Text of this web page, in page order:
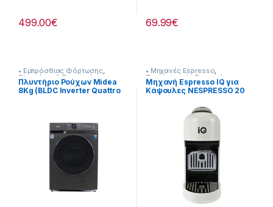
499.00€ 69.99€
• Εμπρόσθιας Φόρτωσης,
Πλυντήρια & Στεγνωτήρια
Πλυντήριο Ρούχων Midea
8Kg (BLDC Inverter Quattro
• Μηχανές Espresso,
Προετοιμασία Πρωινού
Μηχανή Espresso IQ για
Κάψουλες NESPRESSO 20